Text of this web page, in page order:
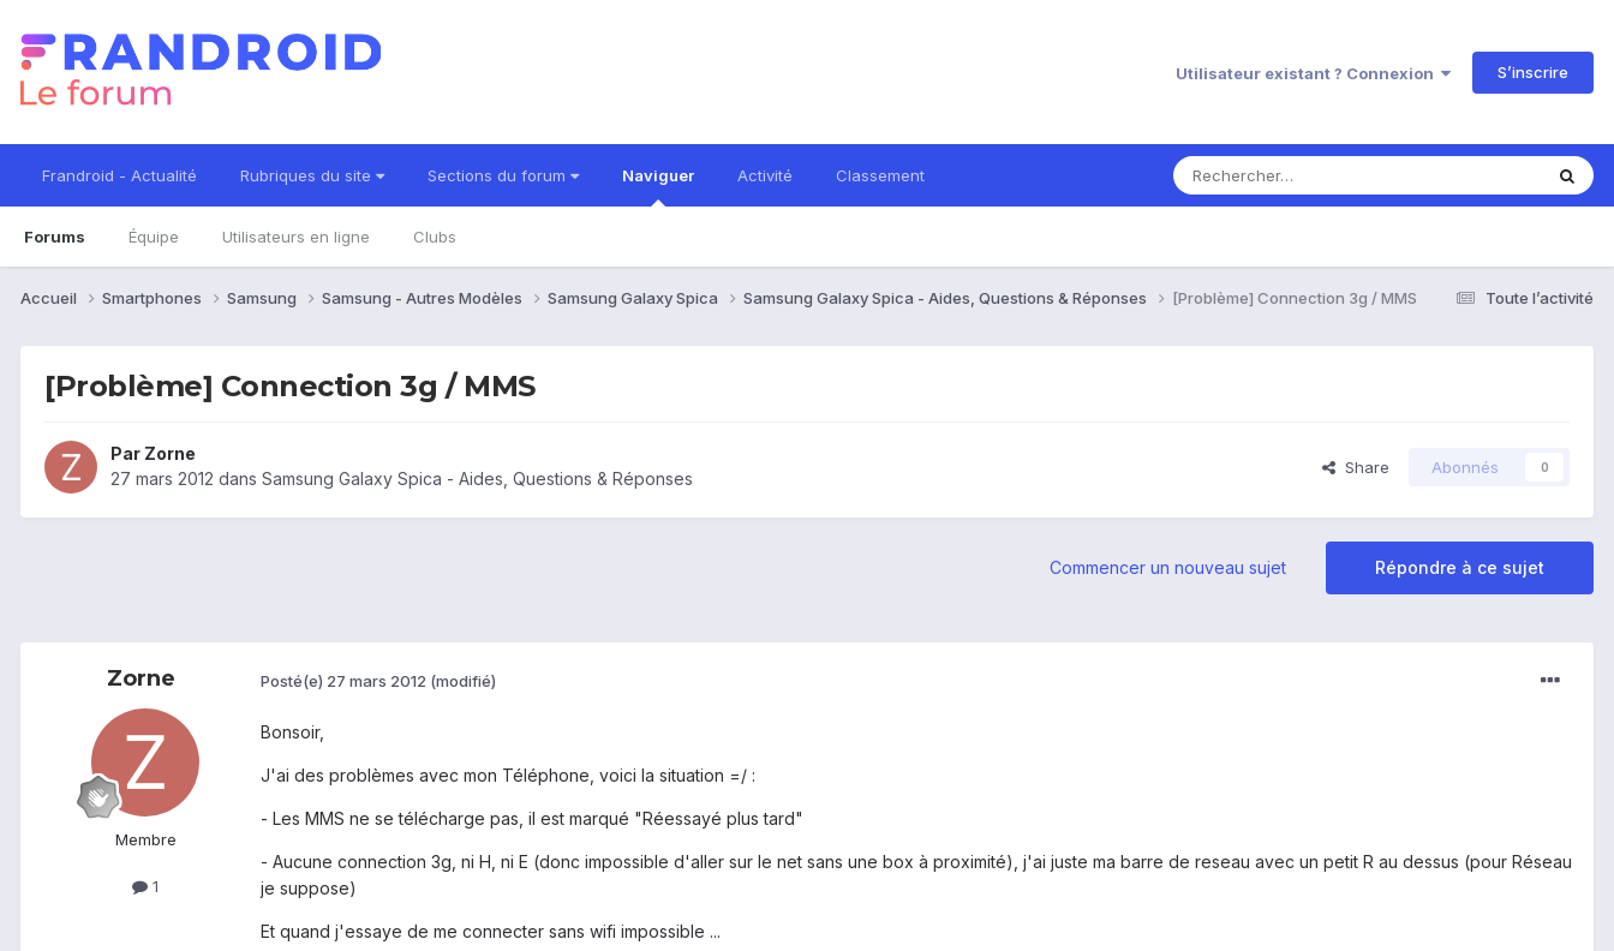
Utilisateur existant ? Connexion S’inscrire
Frandroid - Actualité Rubriques du site Sections du forum Naviguer
Forums Équipe Utilisateurs en ligne Clubs
Activité Classement
Toute l’activité
Accueil Smartphones Samsung Samsung - Autres Modèles Samsung Galaxy Spica Samsung Galaxy Spica - Aides, Questions & Réponses [Problème] Connection 3g / MMS
[Problème] Connection 3g / MMS
Par Zorne
27 mars 2012 dans Samsung Galaxy Spica - Aides, Questions & Réponses
Share Abonnés 0
Répondre à ce sujet
Commencer un nouveau sujet
Zorne
Membre
1
Posté(e) 27 mars 2012 (modifié)
Bonsoir,
J'ai des problèmes avec mon Téléphone, voici la situation =/ :
- Les MMS ne se télécharge pas, il est marqué "Réessayé plus tard"
- Aucune connection 3g, ni H, ni E (donc impossible d'aller sur le net sans une box à proximité), j'ai juste ma barre de reseau avec un petit R au dessus (pour Réseau
je suppose)
Et quand j'essaye de me connecter sans wifi impossible ...